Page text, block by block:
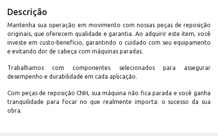
Descrição
Mantenha sua operação em movimento com nossas peças de reposição
originais, que oferecem qualidade e garantia. Ao adquirir este item, você
investe em custo-benefício, garantindo o cuidado com seu equipamento
e evitando dor de cabeça com máquinas paradas.
Trabalhamos com componentes selecionados para assegurar
desempenho e durabilidade em cada aplicação.
Com peças de reposição CNH, sua máquina não fica parada e você ganha
tranquilidade para focar no que realmente importa: o sucesso da sua
obra.